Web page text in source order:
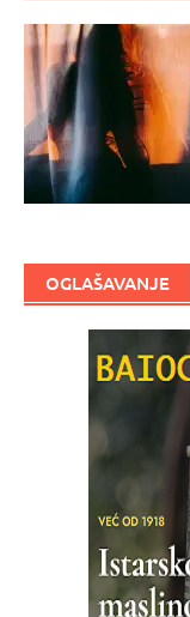
OGLAŠAVANJE